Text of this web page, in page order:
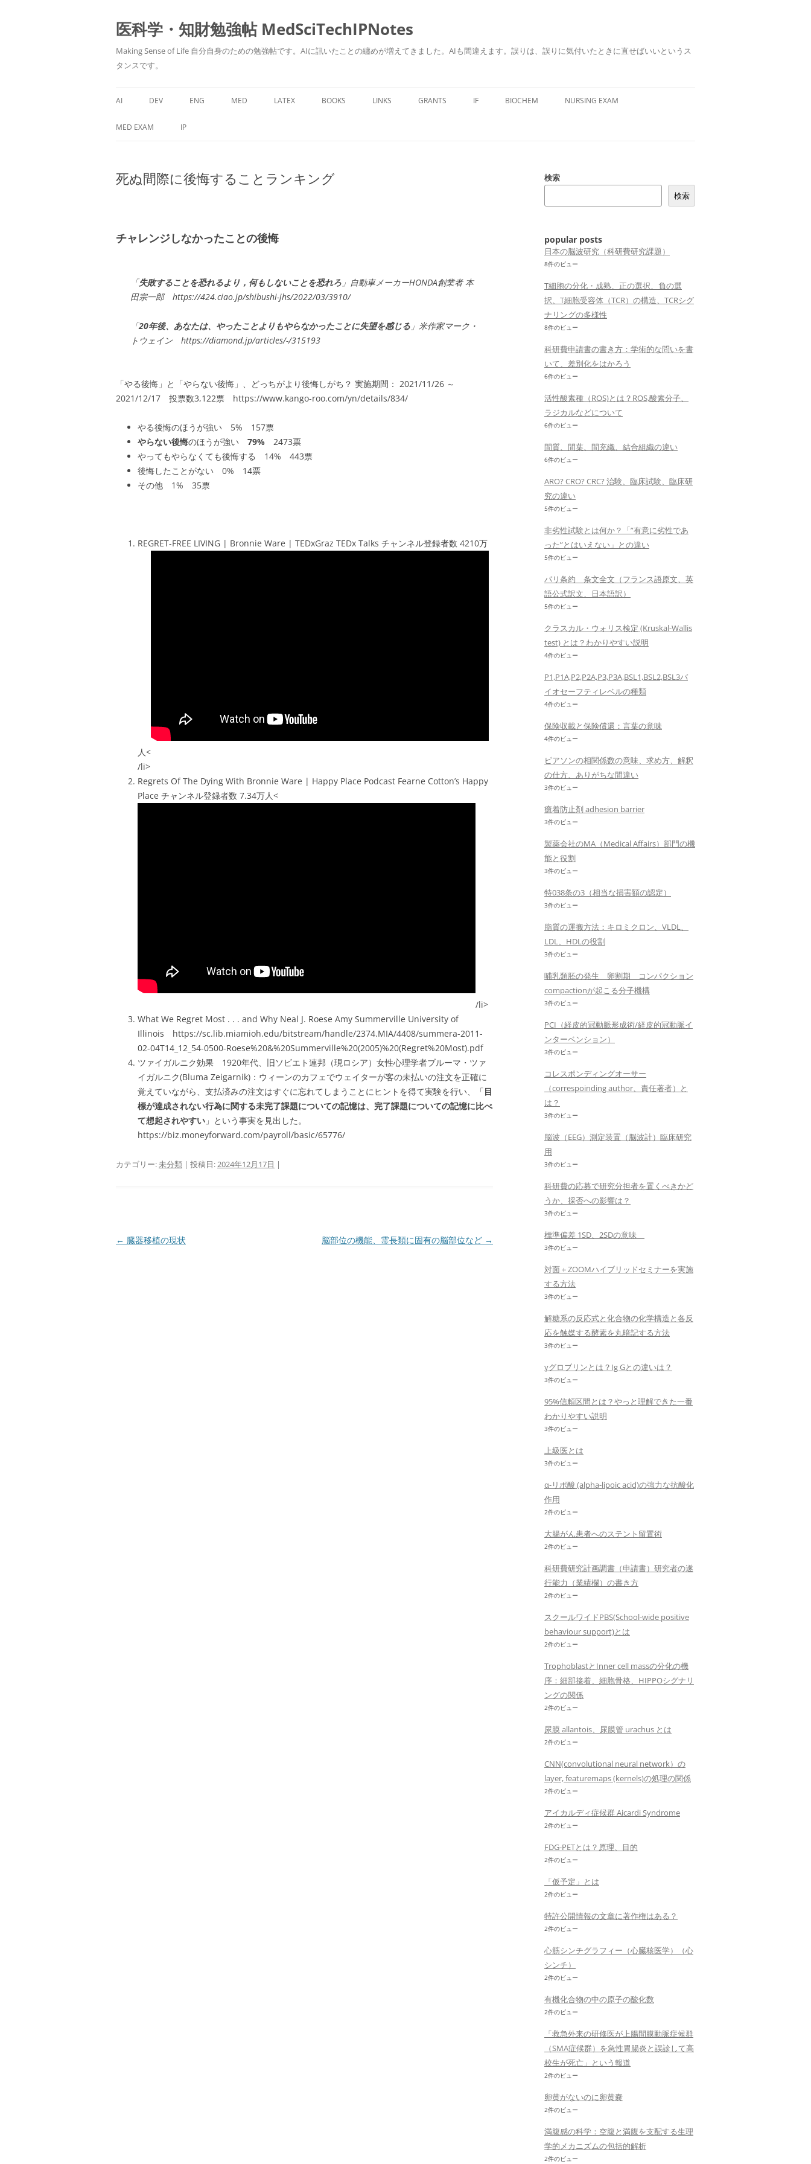
医科学・知財勉強帖 MedSciTechIPNotes
Making Sense of Life 自分自身のための勉強帖です。AIに訊いたことの纏めが増えてきました。AIも間違えます。誤りは、誤りに気付いたときに直せばいいというス
タンスです。
AI DEV ENG MED LATEX BOOKS LINKS GRANTS IF BIOCHEM NURSING EXAM
MED EXAM IP
死ぬ間際に後悔することランキング
チャレンジしなかったことの後悔
「失敗することを恐れるより，何もしないことを恐れろ 」自動車メーカーHONDA創業者 本
田宗一郎 https://424.ciao.jp/shibushi-jhs/2022/03/3910/
「20年後、あなたは、やったことよりもやらなかったことに失望を感じる 」米作家マーク・
トウェイン https://diamond.jp/articles/-/315193
「やる後悔」と「やらない後悔」、どっちがより後悔しがち？ 実施期間： 2021/11/26 ～
2021/12/17 投票数3,122票 https://www.kango-roo.com/yn/details/834/
やる後悔のほうが強い 5% 157票
やらない後悔のほうが強い 79% 2473票
やってもやらなくても後悔する 14% 443票
後悔したことがない 0% 14票
その他 1% 35票
REGRET-FREE LIVING | Bronnie Ware | TEDxGraz TEDx Talks チャンネル登録者数 4210万
人<
/li>
Regrets Of The Dying With Bronnie Ware | Happy Place Podcast Fearne Cotton’s Happy
Place チャンネル登録者数 7.34万人<
/li>
What We Regret Most . . . and Why Neal J. Roese Amy Summerville University of
Illinois https://sc.lib.miamioh.edu/bitstream/handle/2374.MIA/4408/summera-2011-
02-04T14_12_54-0500-Roese%20&%20Summerville%20(2005)%20(Regret%20Most).pdf
ツァイガルニク効果 1920年代、旧ソビエト連邦（現ロシア）女性心理学者ブルーマ・ツァ
イガルニク(Bluma Zeigarnik)：ウィーンのカフェでウェイターが客の未払いの注文を正確に
覚えていながら、支払済みの注文はすぐに忘れてしまうことにヒントを得て実験を行い、「目
標が達成されない行為に関する未完了課題についての記憶は、完了課題についての記憶に比べ
て想起されやすい 」という事実を見出した。
https://biz.moneyforward.com/payroll/basic/65776/
カテゴリー:未分類 | 投稿日:2024年12月17日 |
投
← 臓器移植の現状 脳部位の機能、霊長類に固有の脳部位など →
検索
検索
popular posts
日本の脳波研究（科研費研究課題）
8件のビュー
T細胞の分化・成熟、正の選択、負の選
択、T細胞受容体（TCR）の構造、TCRシグ
ナリングの多様性
8件のビュー
科研費申請書の書き方：学術的な問いを書
いて、差別化をはかろう
6件のビュー
活性酸素種（ROS)とは？ROS,酸素分子、
ラジカルなどについて
6件のビュー
間質、間葉、間充織、結合組織の違い
6件のビュー
ARO? CRO? CRC? 治験、臨床試験、臨床研
究の違い
5件のビュー
非劣性試験とは何か？「”有意に劣性であ
った”とはいえない」との違い
5件のビュー
パリ条約 条文全文（フランス語原文、英
語公式訳文、日本語訳）
5件のビュー
クラスカル・ウォリス検定 (Kruskal-Wallis
test) とは？わかりやすい説明
4件のビュー
P1,P1A,P2,P2A,P3,P3A,BSL1,BSL2,BSL3バ
イオセーフティレベルの種類
4件のビュー
保険収載と保険償還：言葉の意味
4件のビュー
ピアソンの相関係数の意味、求め方、解釈
の仕方、ありがちな間違い
3件のビュー
癒着防止剤 adhesion barrier
3件のビュー
製薬会社のMA（Medical Affairs）部門の機
能と役割
3件のビュー
特038条の3（相当な損害額の認定）
3件のビュー
脂質の運搬方法：キロミクロン、VLDL、
LDL、HDLの役割
3件のビュー
哺乳類胚の発生 卵割期 コンパクション
compactionが起こる分子機構
3件のビュー
PCI（経皮的冠動脈形成術/経皮的冠動脈イ
ンターベンション）
3件のビュー
コレスポンディングオーサー
（correspoinding author、責任著者）と
は？
3件のビュー
脳波（EEG）測定装置（脳波計）臨床研究
用
3件のビュー
科研費の応募で研究分担者を置くべきかど
うか、採否への影響は？
3件のビュー
標準偏差 1SD、2SDの意味
3件のビュー
対面＋ZOOMハイブリッドセミナーを実施
する方法
3件のビュー
解糖系の反応式と化合物の化学構造と各反
応を触媒する酵素を丸暗記する方法
3件のビュー
γグロブリンとは？Ig Gとの違いは？
3件のビュー
95%信頼区間とは？やっと理解できた一番
わかりやすい説明
3件のビュー
上級医とは
3件のビュー
α-リポ酸 (alpha-lipoic acid)の強力な抗酸化
作用
2件のビュー
大腸がん患者へのステント留置術
2件のビュー
科研費研究計画調書（申請書）研究者の遂
行能力（業績欄）の書き方
2件のビュー
スクールワイドPBS(School-wide positive
behaviour support)とは
2件のビュー
TrophoblastとInner cell massの分化の機
序：細部接着、細胞骨格、HIPPOシグナリ
ングの関係
2件のビュー
尿膜 allantois、尿膜管 urachus とは
2件のビュー
CNN(convolutional neural network）の
layer, featuremaps (kernels)の処理の関係
2件のビュー
アイカルディ症候群 Aicardi Syndrome
2件のビュー
FDG-PETとは？原理、目的
2件のビュー
「仮予定」とは
2件のビュー
特許公開情報の文章に著作権はある？
2件のビュー
心筋シンチグラフィー（心臓核医学）（心
シンチ）
2件のビュー
有機化合物の中の原子の酸化数
2件のビュー
「救急外来の研修医が上腸間膜動脈症候群
（SMA症候群）を急性胃腸炎と誤診して高
校生が死亡」という報道
2件のビュー
卵黄がないのに卵黄嚢
2件のビュー
満腹感の科学：空腹と満腹を支配する生理
学的メカニズムの包括的解析
2件のビュー